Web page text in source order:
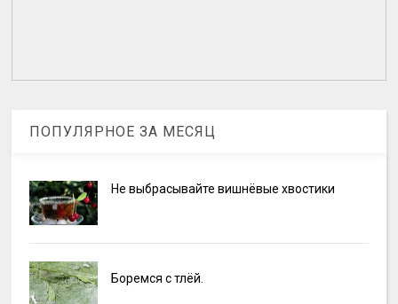
ПОПУЛЯРНОЕ ЗА МЕСЯЦ
Не выбрасывайте вишнёвые хвостики
Боремся с тлёй.